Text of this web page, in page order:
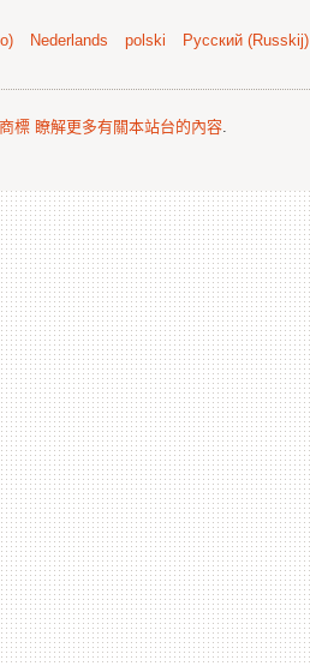
Nederlands polski Русский (Russkij)
標 瞭解更多有關本站台的內容.